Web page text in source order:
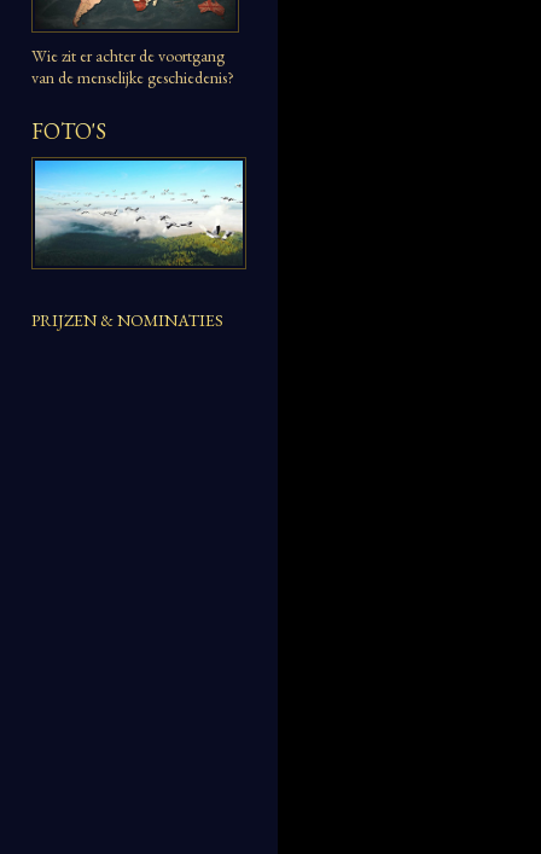
Wie zit er achter de voortgang
van de menselijke geschiedenis?
FOTO'S
PRIJZEN & NOMINATIES